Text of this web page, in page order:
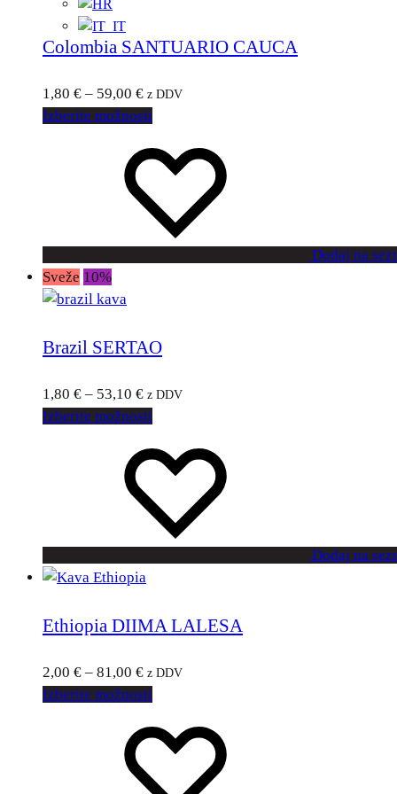
Colombia SANTUARIO CAUCA
1,80 € – 59,00 € z DDV
Izberite možnosti
Dodaj na
Sveže 10%
Brazil SERTAO
1,80 € – 53,10 € z DDV
Izberite možnosti
Dodaj na
Ethiopia DIIMA LALESA
2,00 € – 81,00 € z DDV
Izberite možnosti